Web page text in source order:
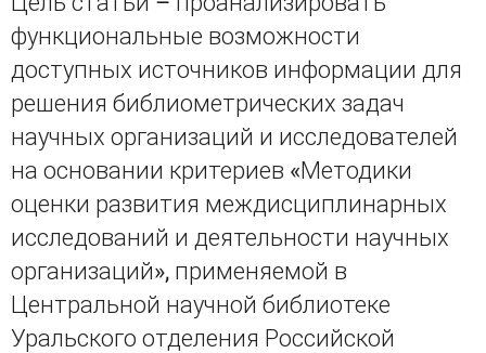
функциональные возможности
доступных источников информации для
решения библиометрических задач
научных организаций и исследователей
на основании критериев «Методики
оценки развития междисциплинарных
исследований и деятельности научных
организаций», применяемой в
Центральной научной библиотеке
Уральского отделения Российской